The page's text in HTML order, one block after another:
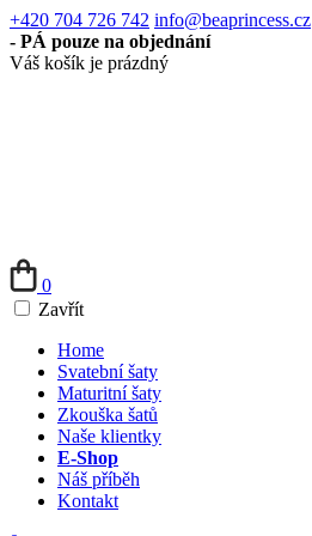
+420 704 726 742 info@beaprincess.cz
- PÁ pouze na objednání
Váš košík je prázdný
0
Zavřít
Home
Svatební šaty
Maturitní šaty
Zkouška šatů
Naše klientky
E-Shop
Náš příběh
Kontakt